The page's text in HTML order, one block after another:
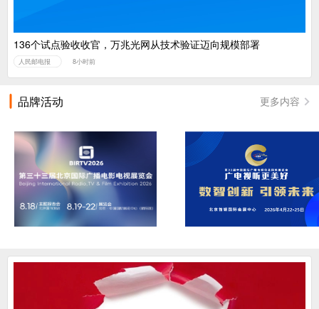
136个试点验收收官，万兆光网从技术验证迈向规模部署
人民邮电报 8小时前
品牌活动 更多内容